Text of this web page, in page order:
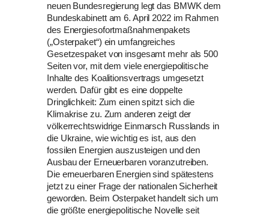
neuen Bundesregierung legt das BMWK dem
Bundeskabinett am 6. April 2022 im Rahmen
des Energiesofortmaßnahmenpakets
(„Osterpaket“) ein umfangreiches
Gesetzespaket von insgesamt mehr als 500
Seiten vor, mit dem viele energiepolitische
Inhalte des Koalitionsvertrags umgesetzt
werden. Dafür gibt es eine doppelte
Dringlichkeit: Zum einen spitzt sich die
Klimakrise zu. Zum anderen zeigt der
völkerrechtswidrige Einmarsch Russlands in
die Ukraine, wie wichtig es ist, aus den
fossilen Energien auszusteigen und den
Ausbau der Erneuerbaren voranzutreiben.
Die erneuerbaren Energien sind spätestens
jetzt zu einer Frage der nationalen Sicherheit
geworden. Beim Osterpaket handelt sich um
die größte energiepolitische Novelle seit